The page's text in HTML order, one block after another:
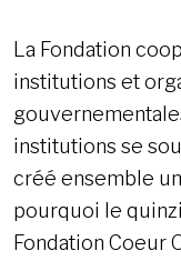
La Fondation
institutions et
institutions se
créé ensemble
pourquoi le
Fondation Coeur